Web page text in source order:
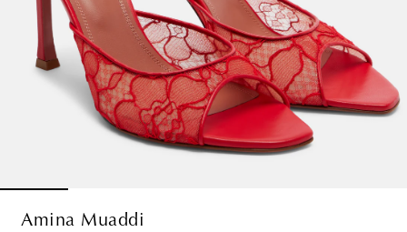
Amina Muaddi